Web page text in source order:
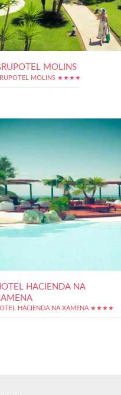
MOLINS
MOLINS ★★★★
HACIENDA NA
HACIENDA NA XAMENA ★★★★